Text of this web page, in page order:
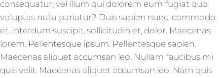
consequatur, vel illum qui dolorem eum fugiat quo
voluptas nulla pariatur? Duis sapien nunc, commodo
et, interdum suscipit, sollicitudin et, dolor. Maecenas
lorem. Pellentesque ipsum. Pellentesque sapien.
Maecenas aliquet accumsan leo. Nullam faucibus mi
quis velit. Maecenas aliquet accumsan leo. Nam quis